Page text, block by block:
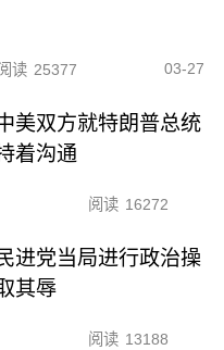
读 25377 03-27
美双方就特朗普总统
着沟通
阅读 16272
进党当局进行政治操
其辱
阅读 13188